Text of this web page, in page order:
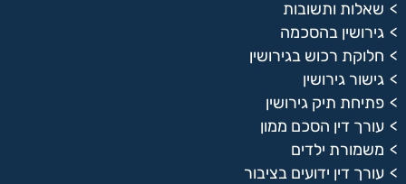
שאלות ותשובות
גירושין בהסכמה
חלוקת רכוש בגירושין
גישור גירושין
פתיחת תיק גירושין
עורך דין הסכם ממון
משמורת ילדים
עורך דין ידועים בציבור